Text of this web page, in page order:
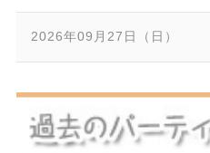
2026年09月27日（日）